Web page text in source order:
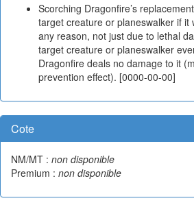
Scorching Dragonfire’s
target creature or planeswalker if it
any reason, not just due to lethal
target creature or planeswalker
Dragonfire deals no damage to it
prevention effect). [0000-00-00]
Cote
NM/MT : non disponible
Premium : non disponible